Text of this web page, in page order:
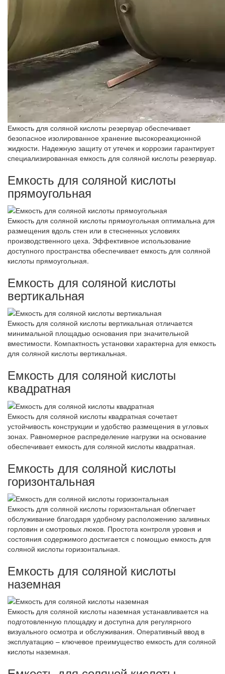
Емкость для соляной кислоты резервуар обеспечивает
безопасное изолированное хранение высокореакционной
жидкости. Надежную защиту от утечек и коррозии гарантирует
специализированная емкость для соляной кислоты резервуар.
Емкость для соляной кислоты
прямоугольная
Емкость для соляной кислоты прямоугольная оптимальна для
размещения вдоль стен или в стесненных условиях
производственного цеха. Эффективное использование
доступного пространства обеспечивает емкость для соляной
кислоты прямоугольная.
Емкость для соляной кислоты
вертикальная
Емкость для соляной кислоты вертикальная отличается
минимальной площадью основания при значительной
вместимости. Компактность установки характерна для емкость
для соляной кислоты вертикальная.
Емкость для соляной кислоты
квадратная
Емкость для соляной кислоты квадратная сочетает
устойчивость конструкции и удобство размещения в угловых
зонах. Равномерное распределение нагрузки на основание
обеспечивает емкость для соляной кислоты квадратная.
Емкость для соляной кислоты
горизонтальная
Емкость для соляной кислоты горизонтальная облегчает
обслуживание благодаря удобному расположению заливных
горловин и смотровых люков. Простота контроля уровня и
состояния содержимого достигается с помощью емкость для
соляной кислоты горизонтальная.
Емкость для соляной кислоты
наземная
Емкость для соляной кислоты наземная устанавливается на
подготовленную площадку и доступна для регулярного
визуального осмотра и обслуживания. Оперативный ввод в
эксплуатацию – ключевое преимущество емкость для соляной
кислоты наземная.